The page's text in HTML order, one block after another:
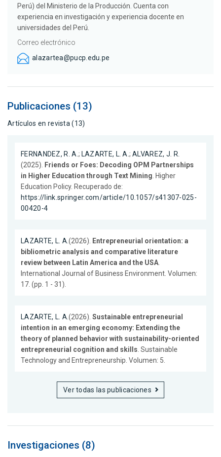
Perú) del Ministerio de la Producción. Cuenta con
experiencia en investigación y experiencia docente en
universidades del Perú.
Correo electrónico
alazartea@pucp.edu.pe
Publicaciones (13)
Artículos en revista (13)
FERNANDEZ, R. A. ; LAZARTE, L. A.;ALVAREZ, J. R.
(2025).
Friends or Foes: Decoding OPM Partnerships
in Higher Education through Text Mining . Higher
Education Policy. Recuperado de:
https://link.springer.com/article/10.1057/s41307-025-
00420-4
LAZARTE, L. A.(2026).
Entrepreneurial orientation: a
bibliometric analysis and comparative literature
review between Latin America and the USA
International Journal of Business Environment. Volumen:
17. (pp. 1 - 31).
LAZARTE, L. A.(2026).Sustainable entrepreneurial
intention in an emerging economy: Extending the
theory of planned behavior with sustainability-oriented
entrepreneurial cognition and skills . Sustainable
Technology and Entrepreneurship. Volumen: 5.
Ver todas las publicaciones
Investigaciones (8)